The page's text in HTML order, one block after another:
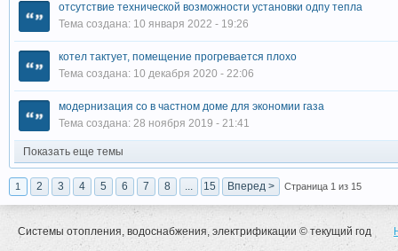
отсутствие технической возможности установки одпу тепла
Тема создана: 10 января 2022 - 19:26
котел тактует, помещение прогревается плохо
Тема создана: 10 декабря 2020 - 22:06
модернизация со в частном доме для экономии газа
Тема создана: 28 ноября 2019 - 21:41
Показать еще темы
1 2 3 4 5 6 7 8 ... 15 Вперед > Страница 1 из 15
Системы отопления, водоснабжения, электрификации © текущий год